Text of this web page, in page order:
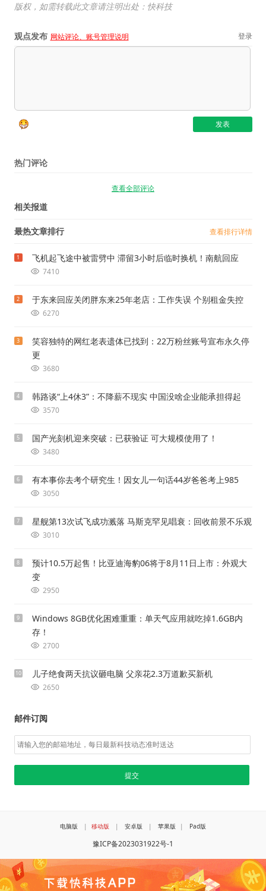
版权，如需转载此文章请注明出处：快科技
观点发布 网站评论、账号管理说明 登录
热门评论
查看全部评论
相关报道
最热文章排行 查看排行详情
1 飞机起飞途中被雷劈中 滞留3小时后临时换机！南航回应
7410
2 于东来回应关闭胖东来25年老店：工作失误 个别租金失控
6270
3
笑容独特的网红老表遗体已找到：22万粉丝账号宣布永久停
更
3680
4 韩路谈“上4休3”：不降薪不现实 中国没啥企业能承担得起
3570
5 国产光刻机迎来突破：已获验证 可大规模使用了！
3480
6 有本事你去考个研究生！因女儿一句话44岁爸爸考上985
3050
7 星舰第13次试飞成功溅落 马斯克罕见唱衰：回收前景不乐观
3010
8
预计10.5万起售！比亚迪海豹06将于8月11日上市：外观大
变
2950
9
Windows 8GB优化困难重重：单天气应用就吃掉1.6GB内
存！
2700
10 儿子绝食两天抗议砸电脑 父亲花2.3万道歉买新机
2650
邮件订阅
电脑版 | 移动版 | 安卓版 | 苹果版 | Pad版
豫ICP备2023031922号-1